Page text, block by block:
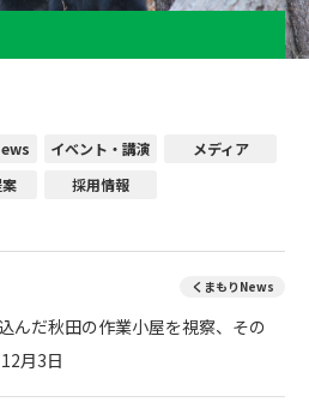
イベント・講演
メディア
採用情報
くまもりNews
んだ秋田の作業小屋を視察、その
月3日